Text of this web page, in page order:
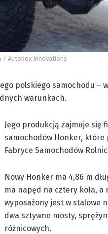
/ Autobox Innovations
polskiego samochodu –
warunkach.
Jego produkcją zajmuje się
samochodów Honker, które
Fabryce Samochodów
Nowy Honker ma 4,86 m
ma napęd na cztery koła, a
wyposażony jest w stalowe
dwa sztywne mosty,
różnicowych.